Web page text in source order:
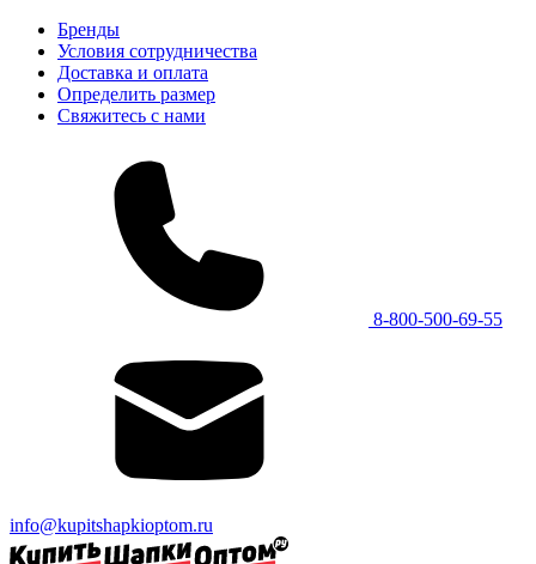
Бренды
Условия сотрудничества
Доставка и оплата
Определить размер
Свяжитесь с нами
8-800-500-69-55
info@kupitshapkioptom.ru